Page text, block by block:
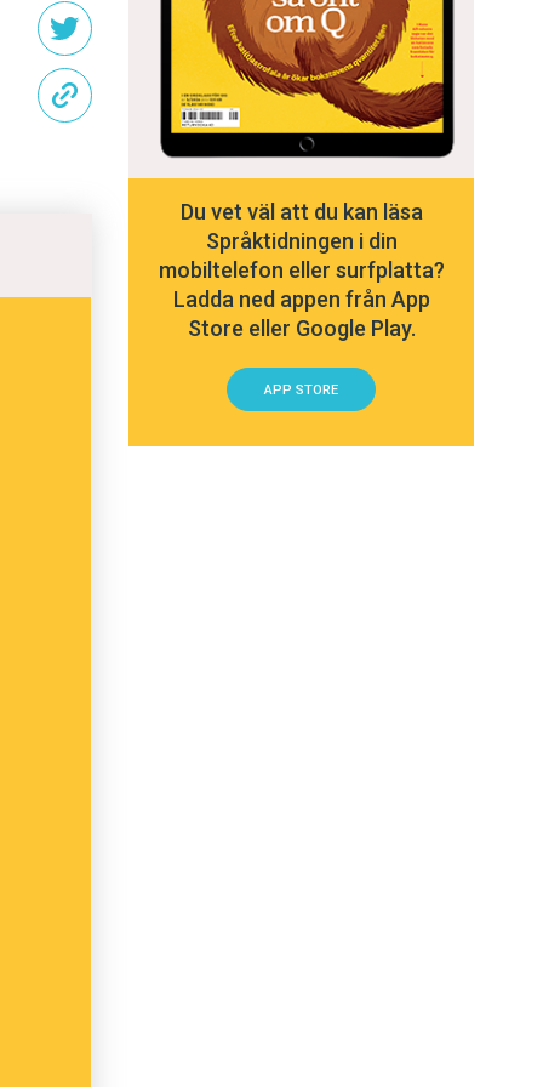
Du vet väl att du kan läsa
Språktidningen i din
mobiltelefon eller surfplatta?
Ladda ned appen från App
Store eller Google Play.
APP STORE